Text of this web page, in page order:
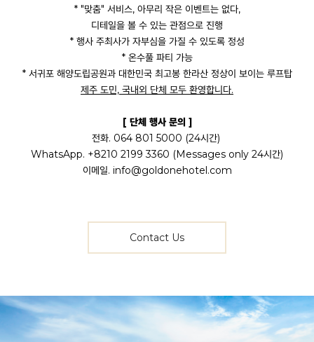
* "맞춤" 서비스, 아무리 작은 이벤트는 없다,
디테일을 볼 수 있는 관점으로 진행
* 행사 주최사가 자부심을 가질 수 있도록 정성
* 온수풀 파티 가능
* 서귀포 해양도립공원과 대한민국 최고봉 한라산 정상이 보이는 루프탑
제주 도민, 국내외 단체 모두 환영합니다.
[ 단체 행사 문의 ]
전화. 064 801 5000 (24시간)
WhatsApp. +8210 2199 3360 (Messages only 24시간)
이메일. info@goldonehotel.com
Contact Us